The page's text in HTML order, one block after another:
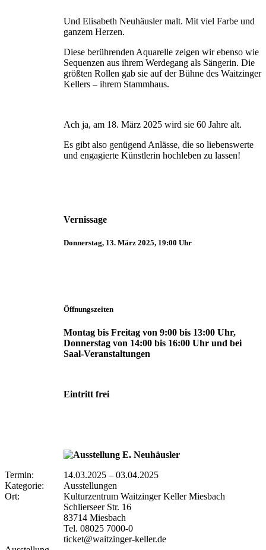
Und Elisabeth Neuhäusler malt. Mit viel Farbe und
ganzem Herzen.
Diese berührenden Aquarelle zeigen wir ebenso wie
Sequenzen aus ihrem Werdegang als Sängerin. Die
größten Rollen gab sie auf der Bühne des Waitzinger
Kellers – ihrem Stammhaus.
Ach ja, am 18. März 2025 wird sie 60 Jahre alt.
Es gibt also genügend Anlässe, die so liebenswerte
und engagierte Künstlerin hochleben zu lassen!
Vernissage
Donnerstag, 13. März 2025, 19:00 Uhr
Öffnungszeiten
Montag bis Freitag von 9:00 bis 13:00 Uhr,
Donnerstag von 14:00 bis 16:00 Uhr und bei
Saal-Veranstaltungen
Eintritt frei
Termin: 14.03.2025 – 03.04.2025
Kategorie:
Ausstellungen
Ort:
Kulturzentrum Waitzinger Keller Miesbach
Schlierseer Str. 16
83714 Miesbach
Tel. 08025 7000-0
ticket@waitzinger-keller.de